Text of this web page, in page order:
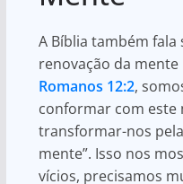
A Bíblia também
renovação da
Romanos 12:2,
conformar com este
transformar-nos
mente”. Isso nos
vícios, precisamos